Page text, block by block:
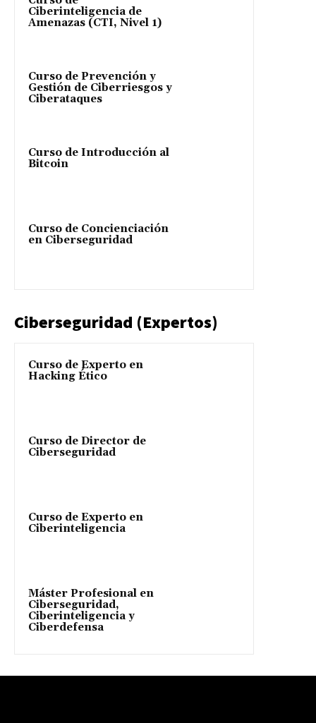
Ciberinteligencia de
Amenazas (CTI, Nivel 1)
Curso de Prevención y
Gestión de Ciberriesgos y
Ciberataques
Curso de Introducción al
Bitcoin
Curso de Concienciación
en Ciberseguridad
Ciberseguridad (Expertos)
Curso de Experto en
Hacking Ético
Curso de Director de
Ciberseguridad
Curso de Experto en
Ciberinteligencia
Máster Profesional en
Ciberseguridad,
Ciberinteligencia y
Ciberdefensa